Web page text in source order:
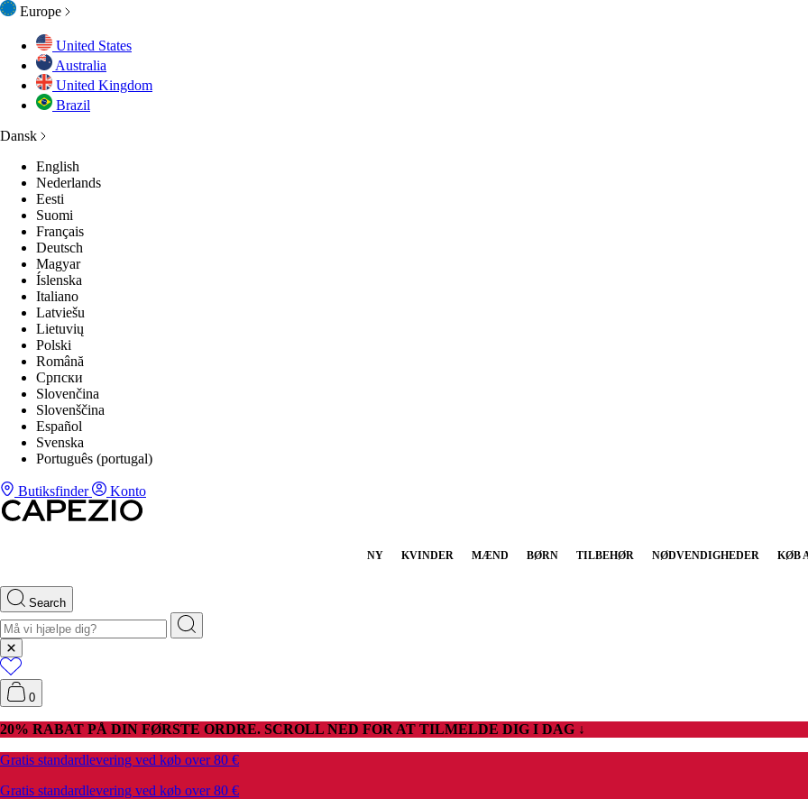
Europe
United States
Australia
United Kingdom
Brazil
Dansk
English
Nederlands
Eesti
Suomi
Français
Deutsch
Magyar
Íslenska
Italiano
Latviešu
Lietuvių
Polski
Română
Српски
Slovenčina
Slovenščina
Español
Svenska
Português (portugal)
Butiksfinder Konto
NY KVINDER MÆND BØRN TILBEHØR NØDVENDIGHEDER KØB
Search
0
20% RABAT PÅ DIN FØRSTE ORDRE. SCROLL NED FOR AT TILMELDE DIG I DAG ↓
Gratis standardlevering ved køb over 80 €
Gratis standardlevering ved køb over 80 €